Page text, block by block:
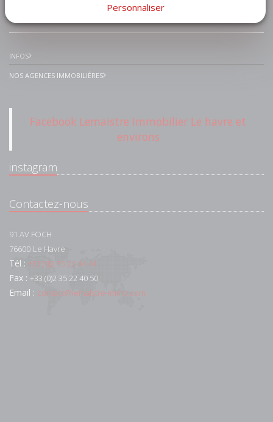
INFOS
NOS AGENCES IMMOBILIÈRES
Facebook Lemaistre Immobilier Le havre et
environs
instagram
Contactez-nous
91 AV FOCH
76600 Le Havre
Tél : +33 (0)2 35 22 44 44
Fax : +33 (0)2 35 22 40 50
Email : contact@lemaistre-immo.com
Personnaliser